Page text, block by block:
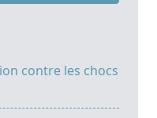
contre les chocs